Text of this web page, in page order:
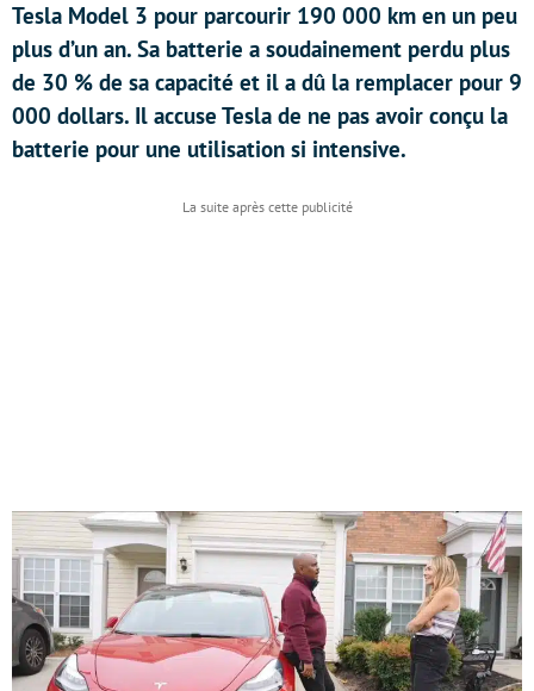
Tesla Model 3 pour parcourir 190 000 km en un peu
plus d’un an. Sa batterie a soudainement perdu plus
de 30 % de sa capacité et il a dû la remplacer pour 9
000 dollars. Il accuse Tesla de ne pas avoir conçu la
batterie pour une utilisation si intensive.